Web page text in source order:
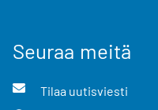
Seuraa meitä
Tilaa uutisviesti